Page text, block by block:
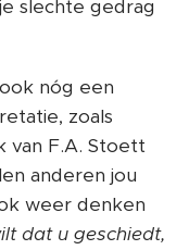
slechte gedrag
nóg een
zoals
van F.A. Stoett
anderen jou
weer denken
dat u geschiedt,